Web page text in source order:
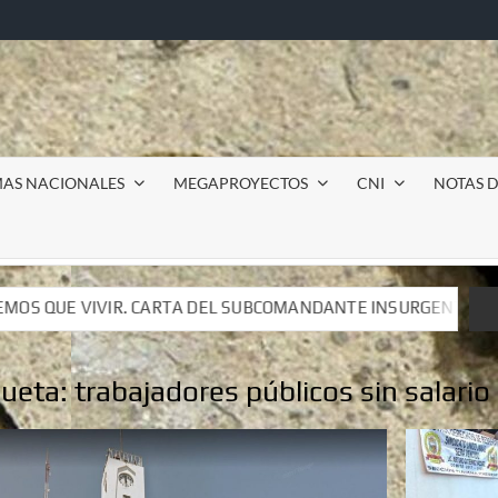
NACIONALES MEGAPROYECTOS CNI NOTAS
INSURGENTE MOISÉS A LUIS DE TAVIRA
INSURGENTE MOISÉS A LUIS DE TAVIRA
trabajadores públicos sin